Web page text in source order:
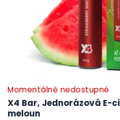
X4 Bar, Jednorázová E-
meloun
Momentálně nedostupné